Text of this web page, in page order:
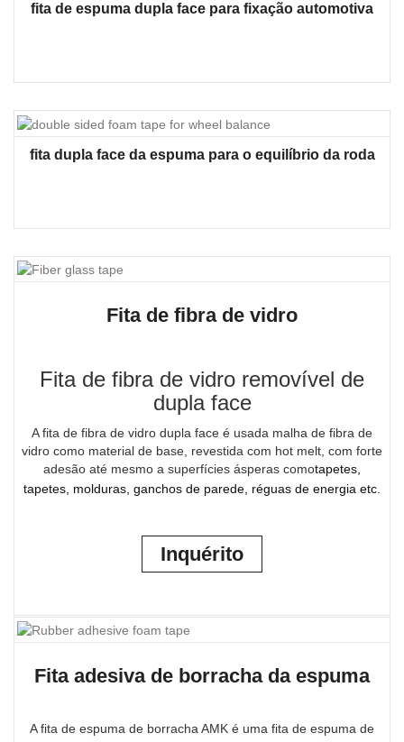
fita de espuma dupla face para fixação automotiva
fita dupla face da espuma para o equilíbrio da roda
Fita de fibra de vidro
Fita de fibra de vidro removível de
dupla face
A fita de fibra de vidro dupla face é usada malha de fibra de
vidro como material de base, revestida com hot melt, com forte
adesão até mesmo a superfícies ásperas comotapetes,
tapetes, molduras, ganchos de parede, réguas de energia etc.
Inquérito
Fita adesiva de borracha da espuma
A fita de espuma de borracha AMK é uma fita de espuma de